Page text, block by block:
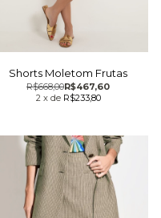
Shorts Moletom Frutas
R$467,60
R$668,00
2 x de R$233,80